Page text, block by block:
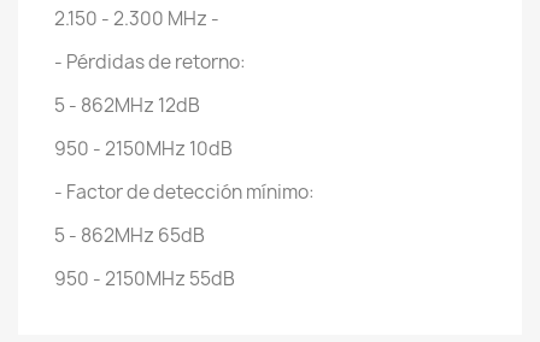
2.150 - 2.300 MHz -
- Pérdidas de retorno:
5 - 862MHz 12dB
950 - 2150MHz 10dB
- Factor de detección mínimo:
5 - 862MHz 65dB
950 - 2150MHz 55dB